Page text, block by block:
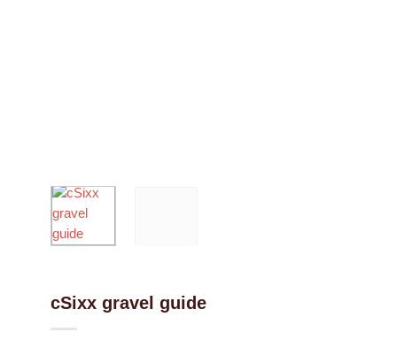
cSixx gravel guide
Nödvändiga
Dessa kakor
går inte att
välja bort. De
behövs för
taget ska
fungera.